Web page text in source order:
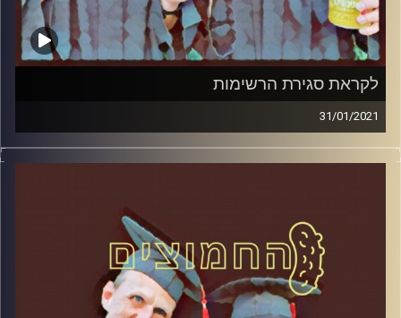
לקראת סגירת הרשימות
31/01/2021
החמוצים – בפעם הרביעית
עם פרופסור בועז בן-דוד ופרופסור גלעד
הירשברגר
והפעם: לקראת סגירת הרשימות